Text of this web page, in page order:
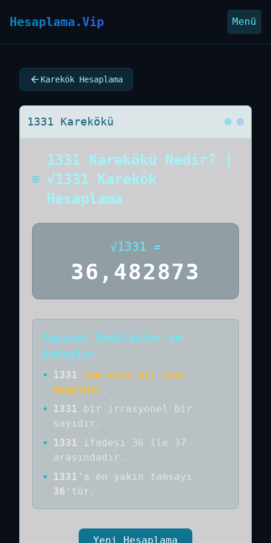
Hesaplama.Vip Menü
Karekök Hesaplama
1331 Karekökü
1331 Karekökü Nedir? |
√1331 Karekök
Hesaplama
√1331 =
36,482873
Sayısal Özellikler ve
Detaylar
• 1331
tam kare bir sayı
değildir .
•
1331 bir
irrasyonel bir
sayıdır .
•
1331
ifadesi 36 ile 37
arasındadır.
•
1331 'a en yakın tamsayı
36 'tür.
Yeni Hesaplama